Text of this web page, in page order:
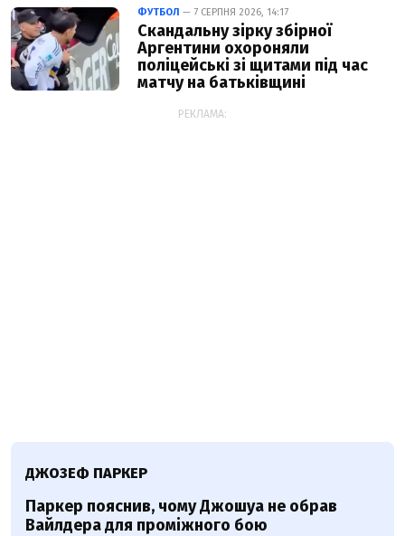
ФУТБОЛ — 7 СЕРПНЯ 2026, 14:17
Скандальну зірку збірної
Аргентини охороняли
поліцейські зі щитами під час
матчу на батьківщині
РЕКЛАМА:
ДЖОЗЕФ ПАРКЕР
Паркер пояснив, чому Джошуа не обрав
Вайлдера для проміжного бою